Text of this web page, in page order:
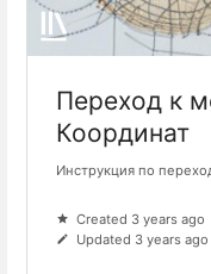
Переход к
Координат
Инструкция по
Created 3 years ago
Updated 3 years ago